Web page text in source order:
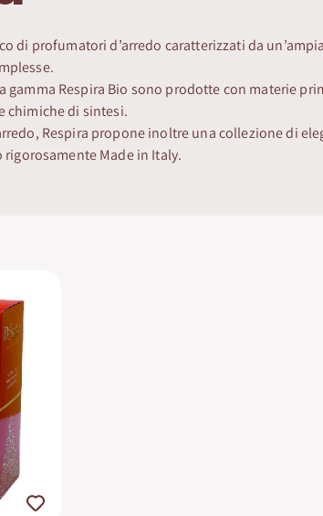
di profumatori d’arredo caratterizzati da
gamma Respira Bio sono prodotte con materie
chimiche di sintesi.
Respira propone inoltre una collezione di
Made in Italy.